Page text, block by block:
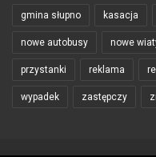
gmina słupno kasacja
nowe autobusy nowe
przystanki reklama
wypadek zastępczy